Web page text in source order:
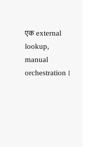
एक external
lookup,
manual
orchestration।